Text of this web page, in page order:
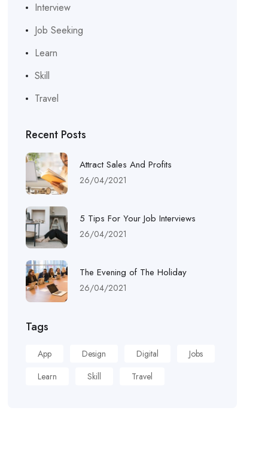
Interview
Job Seeking
Learn
Skill
Travel
Recent Posts
Attract Sales And Profits
26/04/2021
5 Tips For Your Job Interviews
26/04/2021
The Evening of The Holiday
26/04/2021
Tags
App Design Digital
Jobs
Learn
Skill Travel